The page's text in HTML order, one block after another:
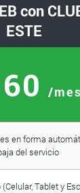
con
ESTE
/mes
en forma
del servicio
Tablet y